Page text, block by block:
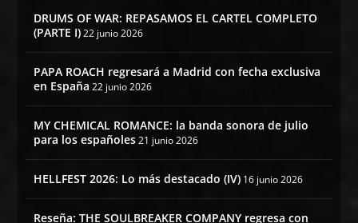
DRUMS OF WAR: REPASAMOS EL CARTEL COMPLETO
(PARTE I) 22 junio 2026
PAPA ROACH regresará a Madrid con fecha exclusiva
en España 22 junio 2026
MY CHEMICAL ROMANCE: la banda sonora de julio
para los españoles 21 junio 2026
HELLFEST 2026: Lo más destacado (IV) 16 junio 2026
Reseña: THE SOULBREAKER COMPANY regresa con